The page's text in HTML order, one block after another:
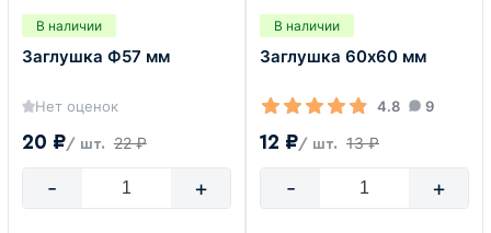
В наличии
Заглушка Ф57 мм
Нет оценок
20 ₽/ шт. 22 ₽
- +
В наличии
Заглушка 60х60 мм
4.8 9
12 ₽/ шт. 13 ₽
- +